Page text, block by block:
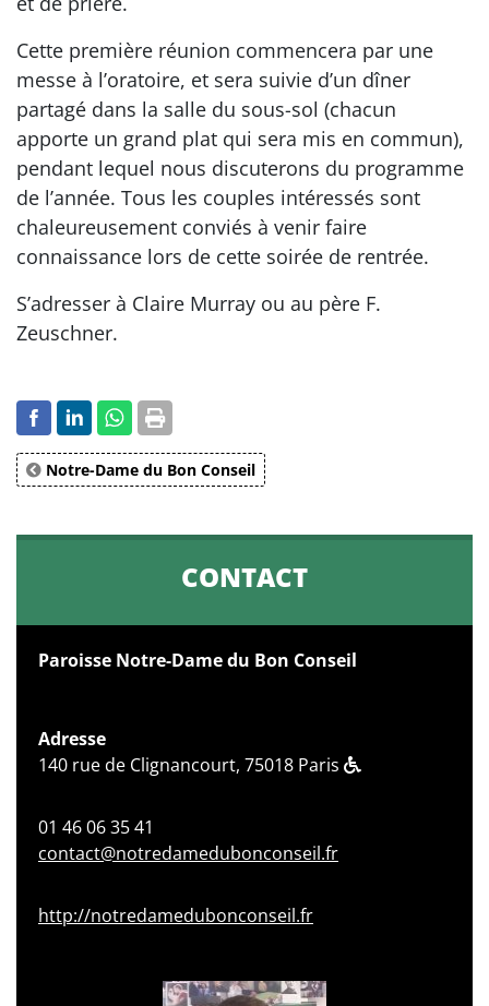
Cette première réunion commencera par une
messe à l’oratoire, et sera suivie d’un dîner
partagé dans la salle du sous-sol (chacun
apporte un grand plat qui sera mis en commun),
pendant lequel nous discuterons du programme
de l’année. Tous les couples intéressés sont
chaleureusement conviés à venir faire
connaissance lors de cette soirée de rentrée.
S’adresser à Claire Murray ou au père F.
Zeuschner.
Notre-Dame du Bon Conseil
CONTACT
Paroisse Notre-Dame du Bon Conseil
Adresse
140 rue de Clignancourt, 75018 Paris
01 46 06 35 41
contact@notredamedubonconseil.fr
http://notredamedubonconseil.fr